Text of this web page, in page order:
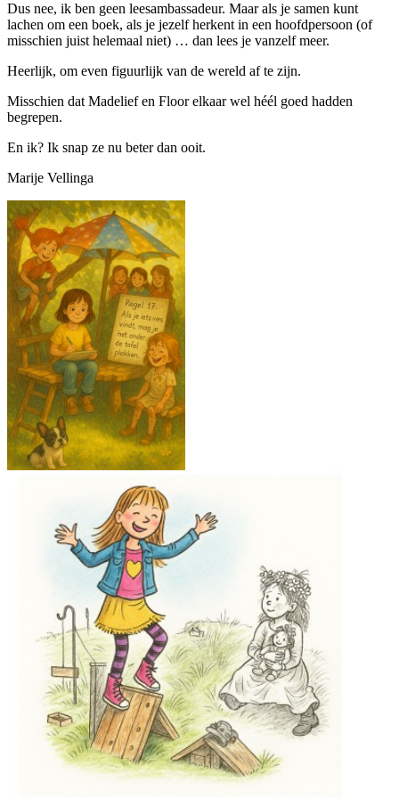
Dus nee, ik ben geen leesambassadeur. Maar als je samen kunt
lachen om een boek, als je jezelf herkent in een hoofdpersoon (of
misschien juist helemaal niet) … dan lees je vanzelf meer.
Heerlijk, om even figuurlijk van de wereld af te zijn.
Misschien dat Madelief en Floor elkaar wel héél goed hadden
begrepen.
En ik? Ik snap ze nu beter dan ooit.
Marije Vellinga